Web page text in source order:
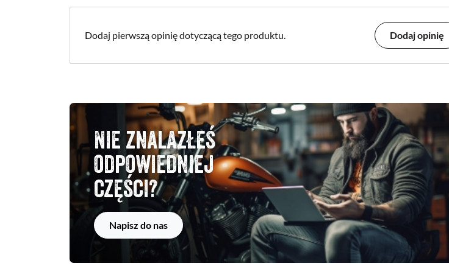
Dodaj pierwszą opinię dotyczącą tego produktu. Dodaj opinię
Nie znalazłeś
odpowiedniej
części?
Napisz do nas